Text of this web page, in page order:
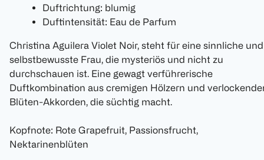
Duftrichtung: blumig
Duftintensität: Eau de Parfum
Christina Aguilera Violet Noir, steht für eine sinnliche und
selbstbewusste Frau, die mysteriös und nicht zu
durchschauen ist. Eine gewagt verführerische
Duftkombination aus cremigen Hölzern und
Blüten-Akkorden, die süchtig macht.
Kopfnote: Rote Grapefruit, Passionsfrucht,
Nektarinenblüten